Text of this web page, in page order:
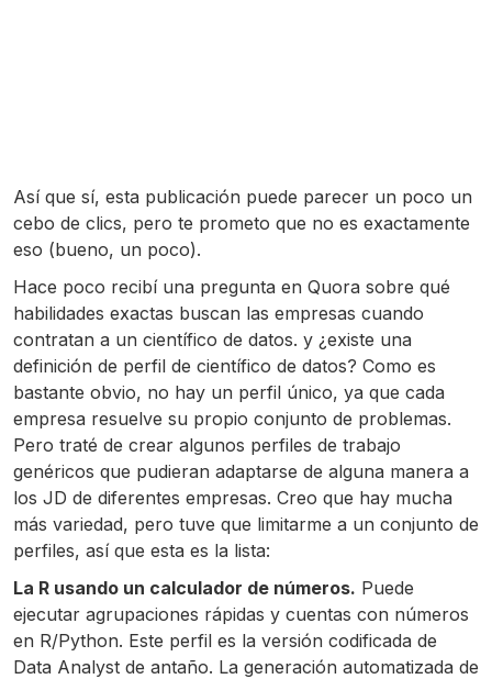
Así que sí, esta publicación puede parecer un poco un
cebo de clics, pero te prometo que no es exactamente
eso (bueno, un poco).
Hace poco recibí una pregunta en Quora sobre qué
habilidades exactas buscan las empresas cuando
contratan a un científico de datos. y ¿existe una
definición de perfil de científico de datos? Como es
bastante obvio, no hay un perfil único, ya que cada
empresa resuelve su propio conjunto de problemas.
Pero traté de crear algunos perfiles de trabajo
genéricos que pudieran adaptarse de alguna manera a
los JD de diferentes empresas. Creo que hay mucha
más variedad, pero tuve que limitarme a un conjunto de
perfiles, así que esta es la lista:
La R usando un calculador de números. Puede
ejecutar agrupaciones rápidas y cuentas con números
en R/Python. Este perfil es la versión codificada de
Data Analyst de antaño. La generación automatizada de